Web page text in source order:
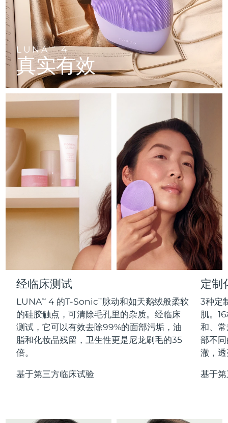
LUNATM4
真实有效
经临床测试
LUNATM 4 的T-SonicTM脉动和如天鹅绒般柔软
的硅胶触点，可清除毛孔里的杂质。经临床
测试，它可以有效去除99%的面部污垢，油
脂和化妆品残留，卫生性更是尼龙刷毛的35
倍。
基于第三方临床试验
定制
3种定
肌。
和、
部不
澈，
基于
LUNA™ 4 go
For travel or gym bag
LUNA™ 护肤
Premium cleansers & balm
LUNA™ 设备
All facial cleansing devices
BEAR™ 设备
All premium facelift devices
UFO™ 3 go
Portable red light therapy
面膜
Rejuvenation & hydration
UFO™ 设备
All deep facial hydration devices
issa™ 4 baby
For ages 0-3
issa™ Teeth Whitening Set
ISSA™ 设备
All silicone sonic toothbrushes
FAQ™ 102
Advanced clinical anti-aging
FAQ™ 103
Luxurious clinical anti-aging set
FAQ™ P1 Primer
Manuka honey primer
FAQ™护肤品
All FAQ™ skincare
FAQ™产品
All anti-aging treatments
FAQ™ 202
LED mask
FAQ™ 211
Anti-aging neck & décolleté LED mask
FAQ™ 221
Anti-aging LED hand mask
FAQ™护肤品
All FAQ™ skincare
FAQ™产品
All LED treatments
生发
FAQ™ 301
LED hair strengthening scalp massager
FAQ™ Scalp Serum
Scalp recovery probiotic serum
FAQ™护肤品
All FAQ™ skincare
FAQ™产品
All hair treatments
肌肤年轻化
FAQ™ 501
Full-Spectrum Red Light Therapy
FAQ™ 502
Full-Spectrum Red Light Therapy
FAQ™ Red Light Serum
FAQ™ skincare
All FAQ™ skincare
FAQ™ products
All toning treatments
保健品
NEW
专业治疗
脱毛
PEACH™ 2 Pro Max
Professional IPL hair removal device
PEACH™ 2
IPL hair removal
PEACH™ 2 go
Travel-friendly IPL hair removal
PEACH™ Cooling Prep Gel
身体护理
BEAR™ 2 body
Microcurrent body toning
LUNA™ 4 body
Massaging body brush
SUPERCHARGED™ serum
Firming body serum
ESPADA™ 2 plus
Recurring acne LED therapy
ESPADA™ 2
Acne treatment device
ESPADA™ Blemish Solution
眼部护理
BEAR™ 2 eyes & lips
Microcurrent line smoothing device
IRIS™ 2
Rejuvenating eye massager
眼部护肤
毛孔护理
KIWI™ derma
Diamond microdermabrasion .
Blackhead remover
LUNA™ 4 hair
2-in-1 LED scalp massager
LED light hairbrush
牙齿美白
NEW
issa™ Teeth Whitening Set
Dual LED + sonic device & 18% PAP gel
issa™ Teeth Whitening Gel
更多的
克罗地亚 预计送达日期8/10/26
塞浦路斯 预计送达日期8/11/26
捷克 预计送达日期
丹麦 预计送达日期8/10/26
芬兰 预计送达日期8/10/26
法国 预计送达日期8/10/26
法属波利尼西亚 预计送达日期 8/14/26
德国 预计送达日期 8/10/26
预计送达日期8/14/26
预计送达日期8/10/26
中国香港特别行政区 8/11/26
匈牙利 预计送达日期8/10/26
冰岛 预计送达日期 8/11/26
印度尼西亚 8/8/26
爱尔兰 8/10/26